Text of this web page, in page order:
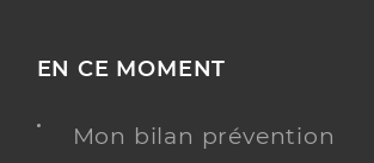
EN CE MOMENT
Mon bilan prévention